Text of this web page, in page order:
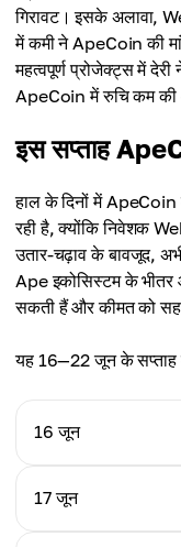
गिरावट। इसके अलावा,
में कमी ने ApeCoin की
महत्वपूर्ण प्रोजेक्ट्स में
ApeCoin में रुचि कम की
इस सप्ताह
हाल के दिनों में ApeCoin
रही है, क्योंकि निवेशक
उतार-चढ़ाव के बावजूद,
Ape इकोसिस्टम के भीतर
सकती हैं और कीमत को
यह 16—22 जून के सप्ताह
16 जून
कीमत का अनुमान
17 जून